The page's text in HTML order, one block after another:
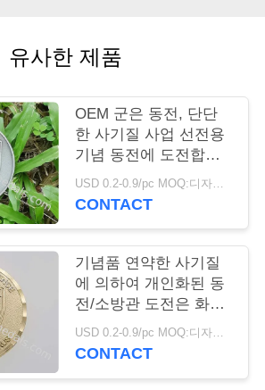
유사한 제품
OEM 군은 동전, 단단
한 사기질 사업 선전용
기념 동전에 도전합니
다
USD 0.2-0.9/pc MOQ:디자인 당 100 PC
CONTACT
기념품 연약한 사기질
에 의하여 개인화된 동
전/소방관 도전은 화폐
로 주조합니다
USD 0.2-0.9/pc MOQ:디자인 당 100 PC
CONTACT